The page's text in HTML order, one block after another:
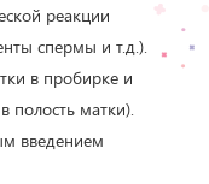
реакции
спермы и т.д.).
в пробирке и
полость матки).
введением